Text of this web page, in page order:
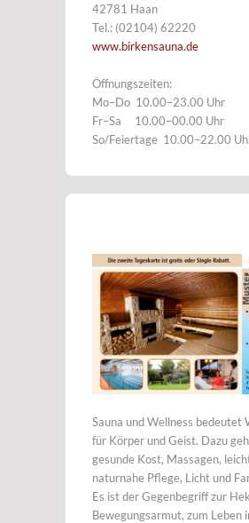
42781 Haan
Tel.: (02104) 62220
www.birkensauna.de
Öffnungszeiten:
Mo–Do 10.00–23.00 Uhr
Fr–Sa 10.00–00.00 Uhr
So/Feiertage 10.00–22.00
Sauna und Wellness bedeutet
für Körper und Geist. Dazu
gesunde Kost, Massagen,
naturnahe Pflege, Licht und
Es ist der Gegenbegriff zur
Bewegungsarmut, zum Leben